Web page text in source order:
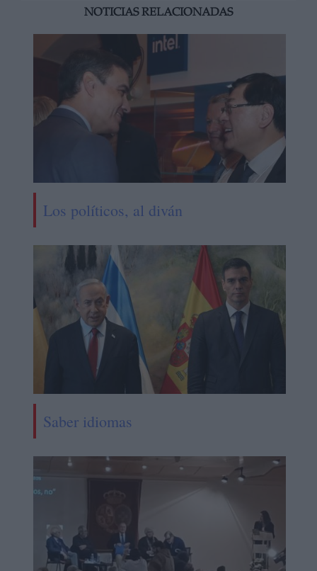
NOTICIAS RELACIONADAS
Los políticos, al diván
Saber idiomas